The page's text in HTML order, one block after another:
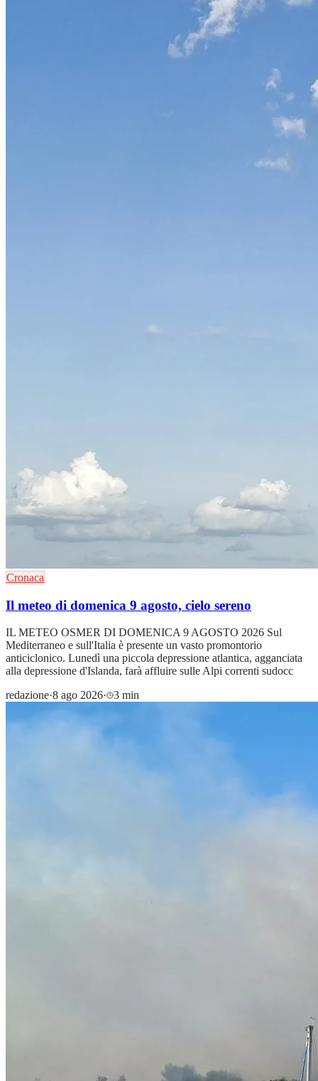
Cronaca
Il meteo di domenica 9 agosto, cielo sereno
IL METEO OSMER DI DOMENICA 9 AGOSTO 2026 Sul
Mediterraneo e sull'Italia è presente un vasto promontorio
anticiclonico. Lunedì una piccola depressione atlantica, agganciata
alla depressione d'Islanda, farà affluire sulle Alpi correnti sudocc
redazione·8 ago 2026· 3 min